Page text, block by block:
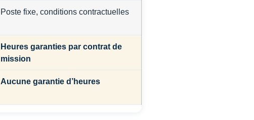
Poste fixe, conditions contractuelles
Heures garanties par contrat de
mission
Aucune garantie d’heures